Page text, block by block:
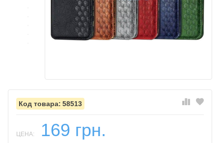
58513
ЦЕНА: 169 грн.